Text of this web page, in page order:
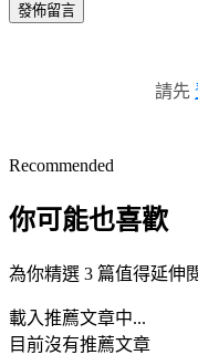
發佈留言
請先
Recommended
你可能也喜歡
為你精選 3 篇值得延伸
載入推薦文章中...
目前沒有推薦文章